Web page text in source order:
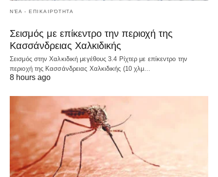
ΝΈΑ - ΕΠΙΚΑΙΡΌΤΗΤΑ
Σεισμός με επίκεντρο την περιοχή της
Κασσάνδρειας Χαλκιδικής
Σεισμός στην Χαλκιδική μεγέθους 3.4 Ρίχτερ με επίκεντρο την
περιοχή της Κασσάνδρειας Χαλκιδικής (10 χλμ…
8 hours ago